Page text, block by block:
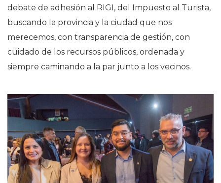
debate de adhesión al RIGI, del Impuesto al Turista,
buscando la provincia y la ciudad que nos
merecemos, con transparencia de gestión, con
cuidado de los recursos públicos, ordenada y
siempre caminando a la par junto a los vecinos.